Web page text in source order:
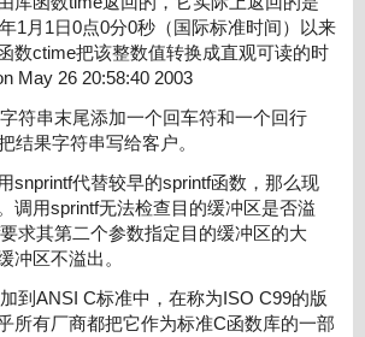
1月1日0点0分0秒（国际标准时间）以来
数ctime把该整数值转换成直观可读的时
May 26 20:58:40 2003
符串末尾添加一个回车符和一个回行
结果字符串写给客户。
snprintf代替较早的sprintf函数，那么现
调用sprintf无法检查目的缓冲区是否溢
求其第二个参数指定目的缓冲区的大
冲区不溢出。
到ANSI C标准中，在称为ISO C99的版
所有厂商都把它作为标准C函数库的一部